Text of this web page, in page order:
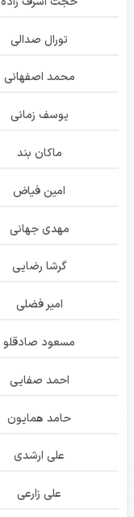
تورال صدالی
محمد اصفهانی
یوسف زمانی
ماکان بند
امین فیاض
مهدی جهانی
گرشا رضایی
امیر فضلی
مسعود صادقلو
احمد صفایی
حامد همایون
علی ارشدی
علی زارعی